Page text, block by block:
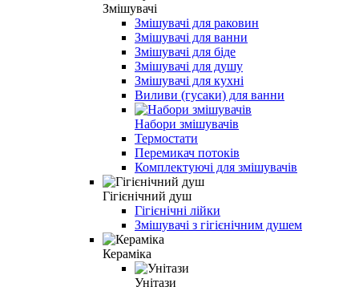
Змішувачі
Змішувачі для раковин
Змішувачі для ванни
Змішувачі для біде
Змішувачі для душу
Змішувачі для кухні
Виливи (гусаки) для ванни
Набори змішувачів
Термостати
Перемикач потоків
Комплектуючі для змішувачів
Гігієнічний душ
Гігієнічні лійки
Змішувачі з гігієнічним душем
Кераміка
Унітази